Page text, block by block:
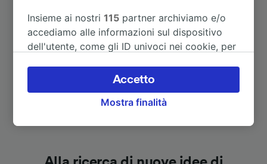
A Budapest-Keleti 2h 32m
Vedi altri itinerari
Insieme ai nostri115 partner archiviamo e/o
accediamo alle informazioni sul dispositivo
dell'utente, come gli ID univoci nei cookie, per
accettare o gestire le proprie scelte facendo
clic di seguito, tra cui il proprio diritto di
opporsi sulla base di un interesse legittimo o
influenzeranno i dati sulla navigazione. I tuoi
Mostra finalità
Accetto